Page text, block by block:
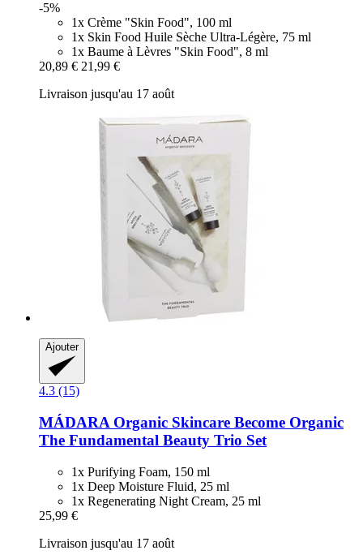
-5%
1x Crème "Skin Food", 100 ml
1x Skin Food Huile Sèche Ultra-Légère, 75 ml
1x Baume à Lèvres "Skin Food", 8 ml
20,89 € 21,99 €
Livraison jusqu'au 17 août
Ajouter
4.3 (15)
MÁDARA Organic Skincare Become Organic
The Fundamental Beauty Trio Set
1x Purifying Foam, 150 ml
1x Deep Moisture Fluid, 25 ml
1x Regenerating Night Cream, 25 ml
25,99 €
Livraison jusqu'au 17 août